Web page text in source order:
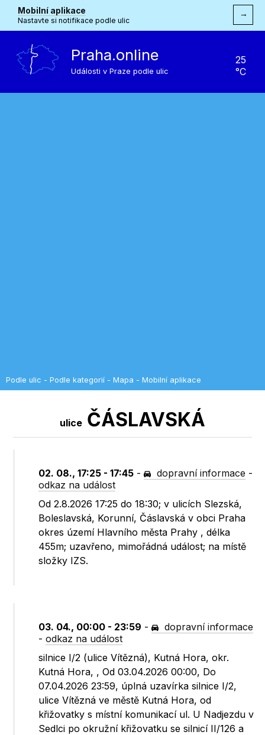
Mobilní aplikace
Nastavte si notifikace podle ulic
→
Praha.online
Události v Praze podle ulic
25
°C
Podle ulic - Podle kategorií - Mapa - Mobilní aplikace
ulice ČÁSLAVSKÁ
02. 08., 17:25 - 17:45 - dopravní informace -
odkaz na událost
Od 2.8.2026 17:25 do 18:30; v ulicích Slezská,
Boleslavská, Korunní, Čáslavská v obci Praha
okres území Hlavního města Prahy , délka
455m; uzavřeno, mimořádná událost; na místě
složky IZS.
03. 04., 00:00 - 23:59 -
dopravní informace
-odkaz na událost
silnice I/2 (ulice Vítězná), Kutná Hora, okr.
Kutná Hora, , Od 03.04.2026 00:00, Do
07.04.2026 23:59, úplná uzavírka silnice I/2,
ulice Vítězná ve městě Kutná Hora, od
křižovatky s místní komunikací ul. U Nadjezdu v
Sedlci po okružní křižovatku se silnicí II/126 a